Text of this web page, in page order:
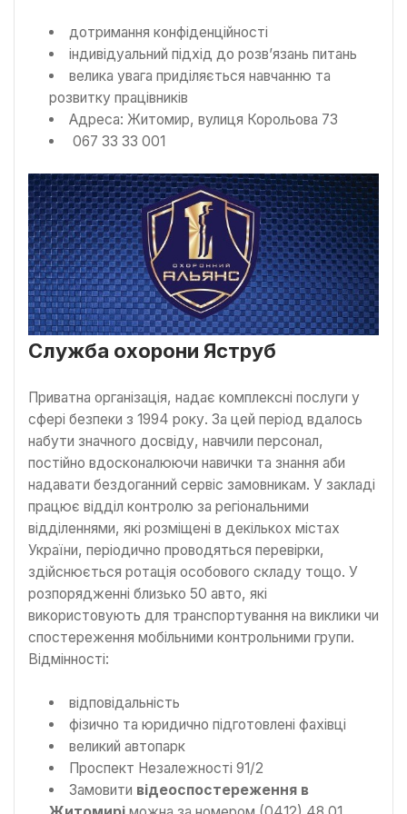
дотримання конфіденційності
індивідуальний підхід до розв’язань питань
велика увага приділяється навчанню та
розвитку працівників
Адреса: Житомир, вулиця Корольова 73
067 33 33 001
Служба охорони Яструб
Приватна організація, надає комплексні послуги у
сфері безпеки з 1994 року. За цей період вдалось
набути значного досвіду, навчили персонал,
постійно вдосконалюючи навички та знання аби
надавати бездоганний сервіс замовникам. У закладі
працює відділ контролю за регіональними
відділеннями, які розміщені в декількох містах
України, періодично проводяться перевірки,
здійснюється ротація особового складу тощо. У
розпорядженні близько 50 авто, які
використовують для транспортування на виклики чи
спостереження мобільними контрольними групи.
Відмінності:
відповідальність
фізично та юридично підготовлені фахівці
великий автопарк
Проспект Незалежності 91/2
Замовити відеоспостереження в